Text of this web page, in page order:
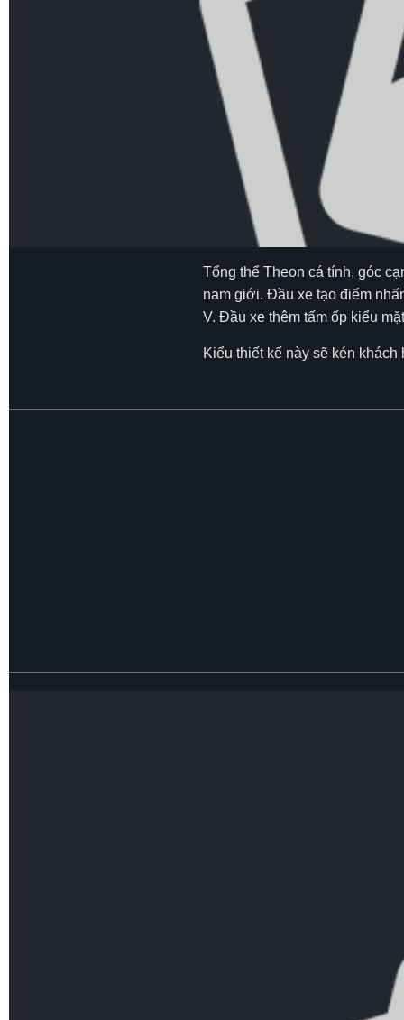
Tổng thể Theon cá tính, góc
nam giới. Đầu xe tạo điểm
V. Đầu xe thêm tấm ốp kiểu
Kiểu thiết kế này sẽ kén